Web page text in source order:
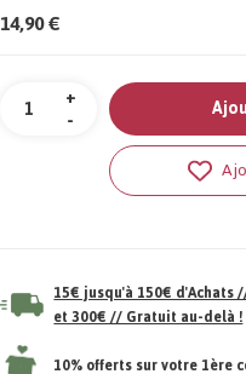
14,90 €
Quantité +
-
15€ jusqu'à 150€ d'Achats
et 300€ // Gratuit au-delà !
10% offerts sur votre 1ère